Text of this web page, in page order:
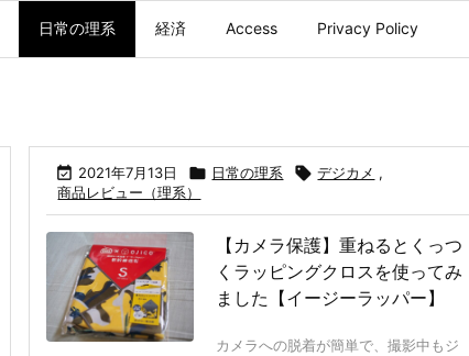
日常の理系 経済 Access Privacy Policy
 2021年7月13日  日常の理系  デジカメ ,
商品レビュー（理系）
【カメラ保護】重ねるとくっつ
くラッピングクロスを使ってみ
ました【イージーラッパー】
カメラへの脱着が簡単で、撮影中もジ